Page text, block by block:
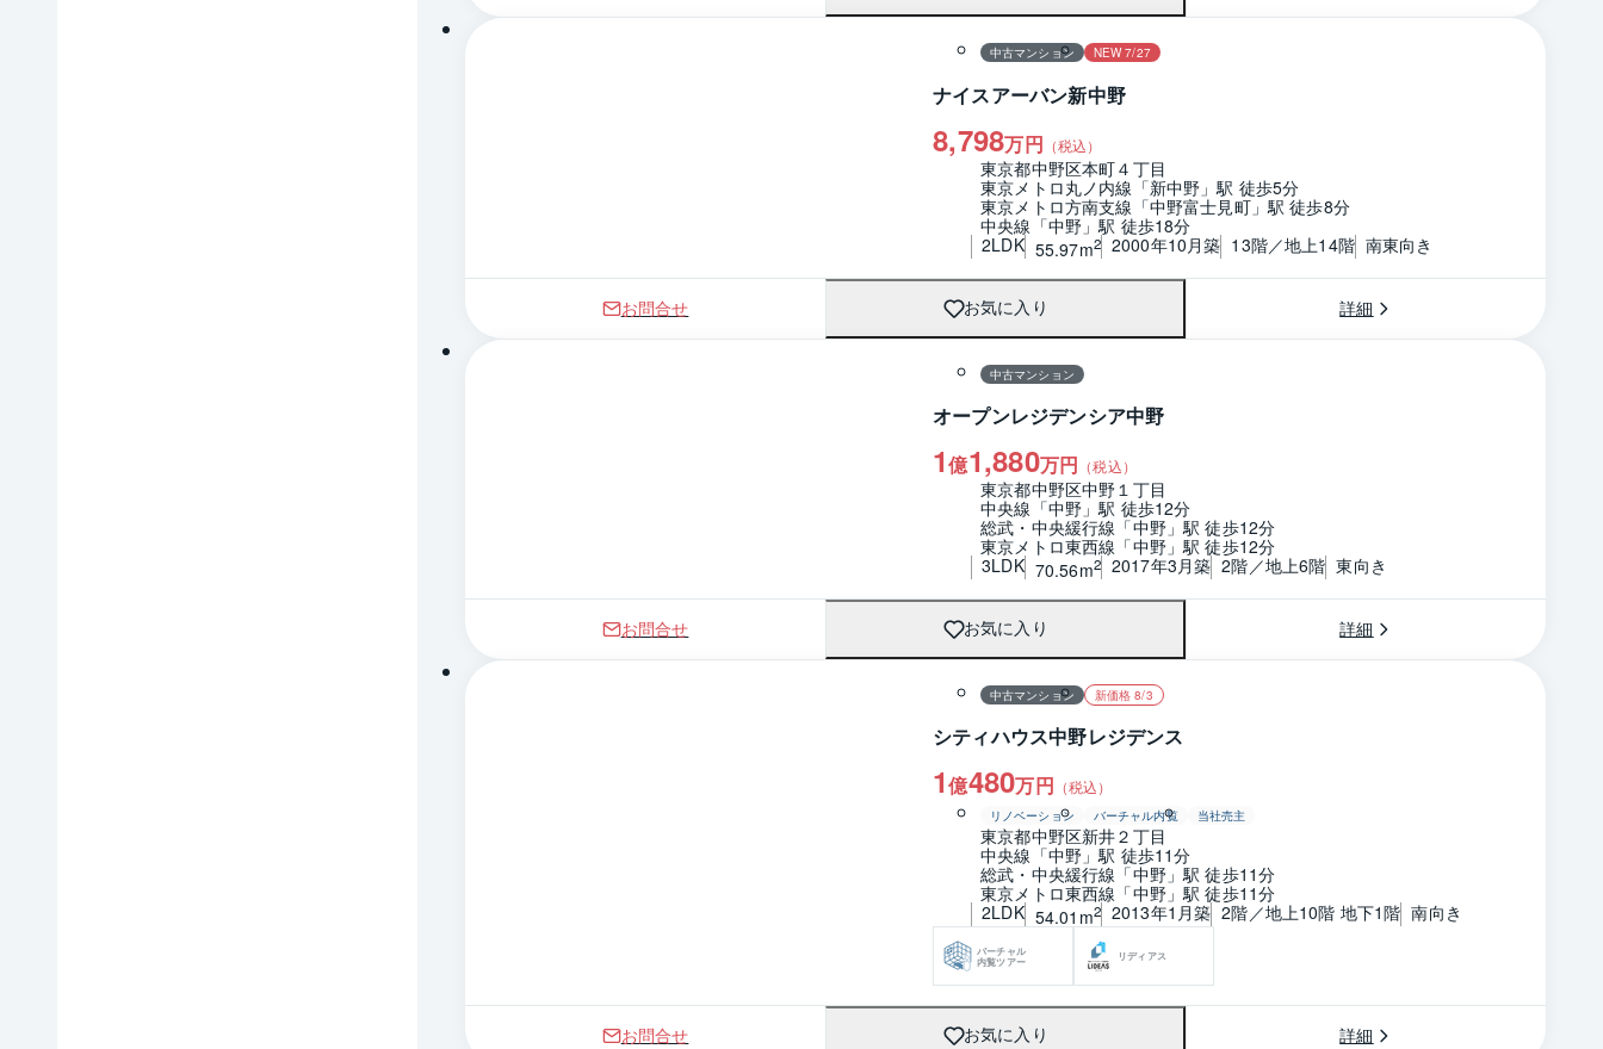
中古マンション NEW 7/27
ナイスアーバン新中野
8,798万円 （税込）
東京都中野区本町４丁目
東京メトロ丸ノ内線「新中野」駅 徒歩5分
東京メトロ方南支線「中野富士見町」駅 徒歩8分
中央線「中野」駅 徒歩18分
2LDK 55.97m2 2000年10月築 13階／地上14階 南東向き
お問合せ お気に入り 詳細
中古マンション
オープンレジデンシア中野
1億1,880万円 （税込）
東京都中野区中野１丁目
中央線「中野」駅 徒歩12分
総武・中央緩行線「中野」駅 徒歩12分
東京メトロ東西線「中野」駅 徒歩12分
3LDK 70.56m2 2017年3月築 2階／地上6階 東向き
お問合せ お気に入り 詳細
中古マンション 新価格 8/3
シティハウス中野レジデンス
1億480万円 （税込）
リノベーション バーチャル内覧 当社売主
東京都中野区新井２丁目
中央線「中野」駅 徒歩11分
総武・中央緩行線「中野」駅 徒歩11分
東京メトロ東西線「中野」駅 徒歩11分
2LDK 54.01m2 2013年1月築 2階／地上10階 地下1階 南向き
バーチャル
内覧ツアー
リディアス
お問合せ お気に入り 詳細